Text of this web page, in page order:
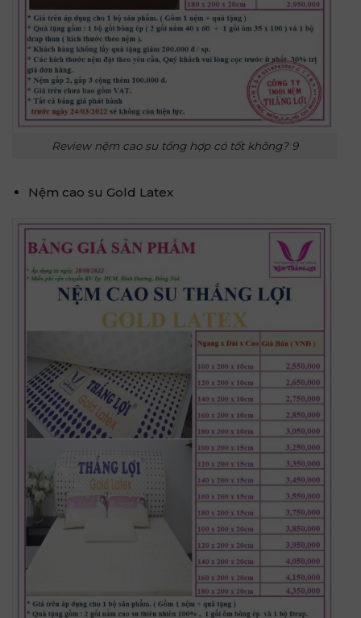
Review nệm cao su tổng hợp có tốt không? 9
Nệm cao su Gold Latex